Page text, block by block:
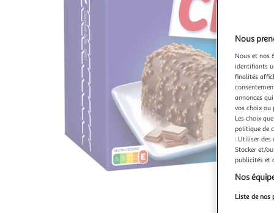
Nous
Nous et nos
identifiants
finalités
annonces
vos choix ou
Les choix
politique de
: Utiliser des
Stocker et/
publicités et
Nos
Liste de nos